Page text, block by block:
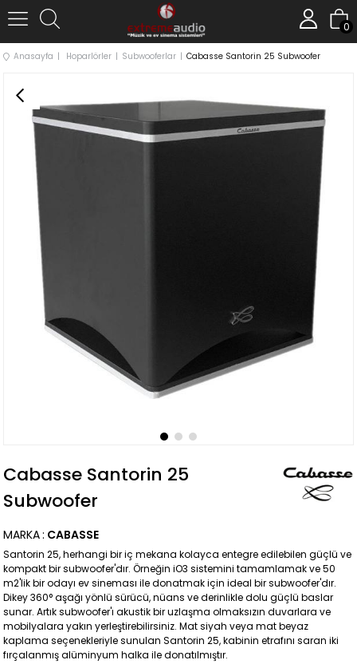
0
Anasayfa Hoparlörler Subwooferlar Cabasse Santorin 25 Subwoofer
Cabasse Santorin 25
Subwoofer
MARKA: CABASSE
Santorin 25, herhangi bir iç mekana kolayca entegre edilebilen güçlü ve
kompakt bir subwoofer'dır. Örneğin iO3 sistemini tamamlamak ve 50
m2'lik bir odayı ev sineması ile donatmak için ideal bir subwoofer'dır.
Dikey 360° aşağı yönlü sürücü, nüans ve derinlikle dolu güçlü baslar
sunar. Artık subwoofer'ı akustik bir uzlaşma olmaksızın duvarlara ve
mobilyalara yakın yerleştirebilirsiniz. Mat siyah veya mat beyaz
kaplama seçenekleriyle sunulan Santorin 25, kabinin etrafını saran iki
fırçalanmış alüminyum halka ile donatılmıştır.